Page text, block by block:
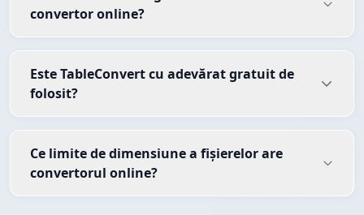
convertor online?
Este TableConvert cu adevărat gratuit de
folosit?
Ce limite de dimensiune a fișierelor are
convertorul online?